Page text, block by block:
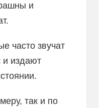
и
часто звучат
и издают
так и по